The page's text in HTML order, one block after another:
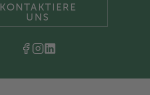
KONTAKTIERE
UNS